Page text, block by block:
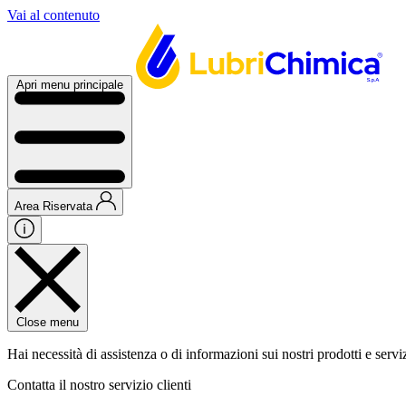
Vai al contenuto
Apri menu principale
Area Riservata
Close menu
Hai necessità di assistenza o di informazioni sui nostri prodotti e
Contatta il nostro servizio clienti